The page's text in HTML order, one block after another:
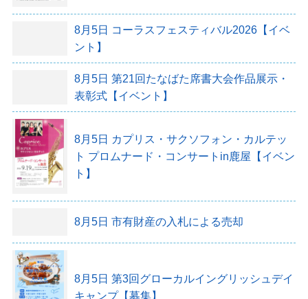
8月5日 コーラスフェスティバル2026【イベ
ント】
8月5日 第21回たなばた席書大会作品展示・
表彰式【イベント】
8月5日 カプリス・サクソフォン・カルテッ
ト プロムナード・コンサートin鹿屋【イベン
ト】
8月5日 市有財産の入札による売却
8月5日 第3回グローカルイングリッシュデイ
キャンプ【募集】